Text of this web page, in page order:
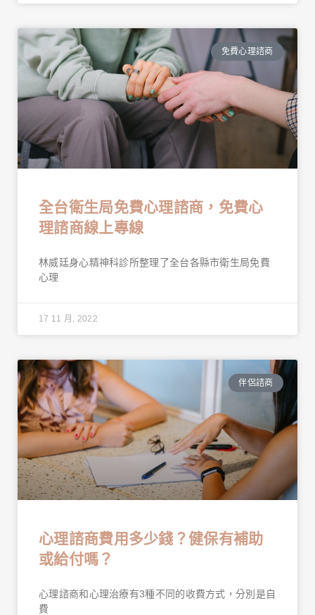
免費心理諮商
全台衛生局免費心理諮商，免費心
理諮商線上專線
林威廷身心精神科診所整理了全台各縣市衛生局免費
心理
17 11 月, 2022
伴侶諮商
心理諮商費用多少錢？健保有補助
或給付嗎？
心理諮商和心理治療有3種不同的收費方式，分別是自
費